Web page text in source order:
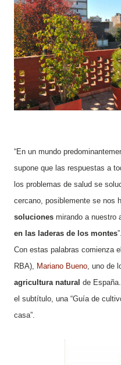
“En un mundo
supone que las respuestas a
los problemas de salud se
cercano, posiblemente se nos
soluciones mirando a nuestro
en las laderas de los montes”.
Con estas palabras comienza
RBA), Mariano Bueno, uno de
agricultura natural de
el subtítulo, una “Guía de
casa”.